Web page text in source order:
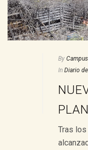
By
In Diario
Tras